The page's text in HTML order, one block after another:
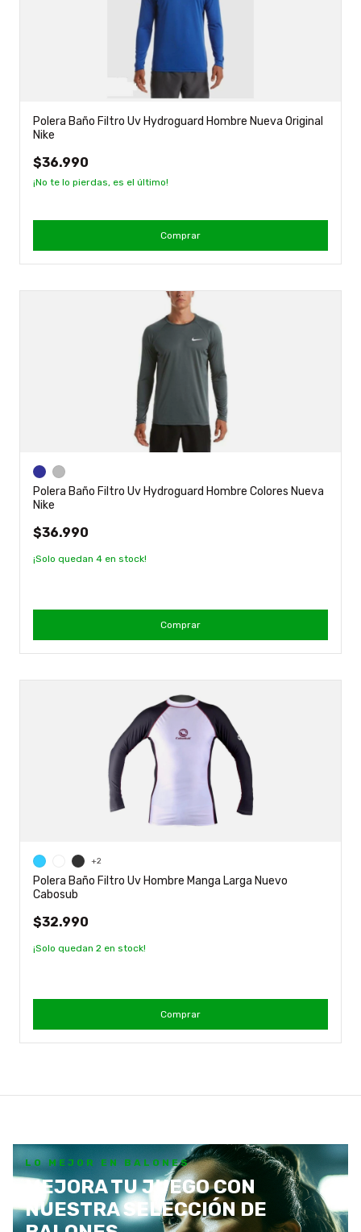
Polera Baño Filtro Uv Hydroguard Hombre Nueva Original
Nike
$36.990
¡No te lo pierdas, es el último!
Comprar
Polera Baño Filtro Uv Hydroguard Hombre Colores Nueva
Nike
$36.990
¡Solo quedan 4 en stock!
Comprar
Polera Baño Filtro Uv Hombre Manga Larga Nuevo
Cabosub
$32.990
¡Solo quedan 2 en stock!
+2
Comprar
LO MEJOR EN BALONES
MEJORA TU JUEGO CON
NUESTRA SELECCIÓN DE